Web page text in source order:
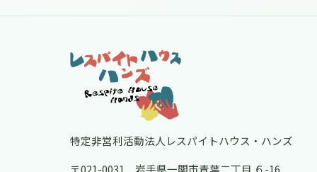
特定非営利活動法人レスパイトハウス・ハンズ
〒021-0031 岩手県一関市青葉二丁目 ６-16